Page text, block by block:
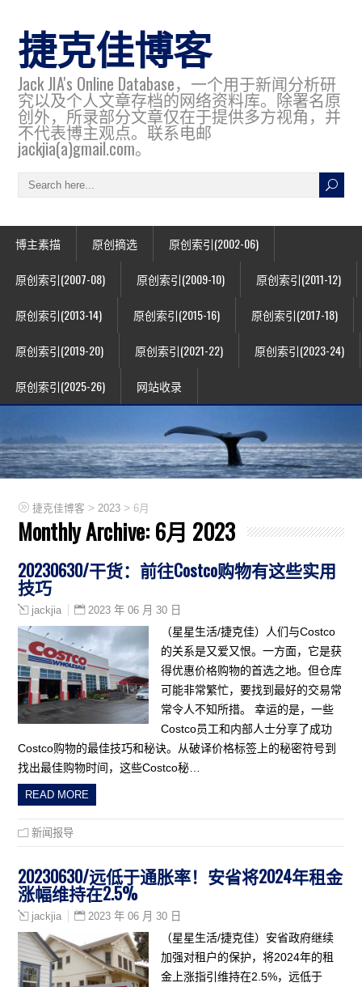
捷克佳博客
Jack JIA's Online Database，一个用于新闻分析研
究以及个人文章存档的网络资料库。除署名原
创外，所录部分文章仅在于提供多方视角，并
不代表博主观点。联系电邮
jackjia(a)gmail.com。
博主素描 原创摘选 原创索引(2002-06)
原创索引(2007-08) 原创索引(2009-10) 原创索引(2011-12)
原创索引(2013-14) 原创索引(2015-16) 原创索引(2017-18)
原创索引(2019-20) 原创索引(2021-22) 原创索引(2023-24)
原创索引(2025-26) 网站收录
捷克佳博客 > 2023 > 6月
Monthly Archive: 6月 2023
20230630/干货：前往Costco购物有这些实用
技巧
jackjia 2023 年 06 月 30 日
（星星生活/捷克佳）人们与Costco
的关系是又爱又恨。一方面，它是获
得优惠价格购物的首选之地。但仓库
可能非常繁忙，要找到最好的交易常
常令人不知所措。 幸运的是，一些
Costco员工和内部人士分享了成功
Costco购物的最佳技巧和秘诀。从破译价格标签上的秘密符号到
找出最佳购物时间，这些Costco秘…
READ MORE
新闻报导
20230630/远低于通胀率！安省将2024年租金
涨幅维持在2.5%
jackjia 2023 年 06 月 30 日
（星星生活/捷克佳）安省政府继续
加强对租户的保护，将2024年的租
金上涨指引维持在2.5%，远低于